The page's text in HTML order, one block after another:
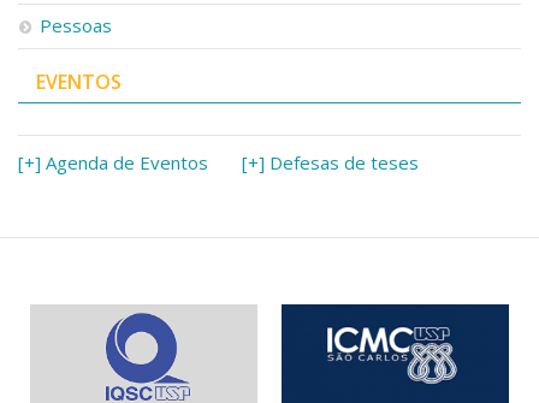
Outros serviços
Comunicação
Assessorias e Mídias
Aplicativos e Sites
Jornal da USP
Agenda de Eventos
Pessoas
EVENTOS
[+] Agenda de Eventos [+] Defesas de teses